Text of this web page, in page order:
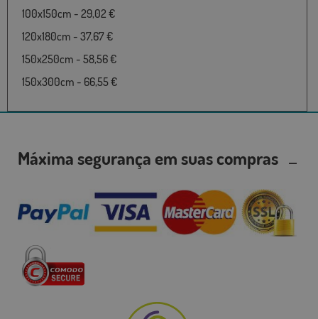
100x150cm - 29,02 €
120x180cm - 37,67 €
150x250cm - 58,56 €
150x300cm - 66,55 €
Máxima segurança em suas compras